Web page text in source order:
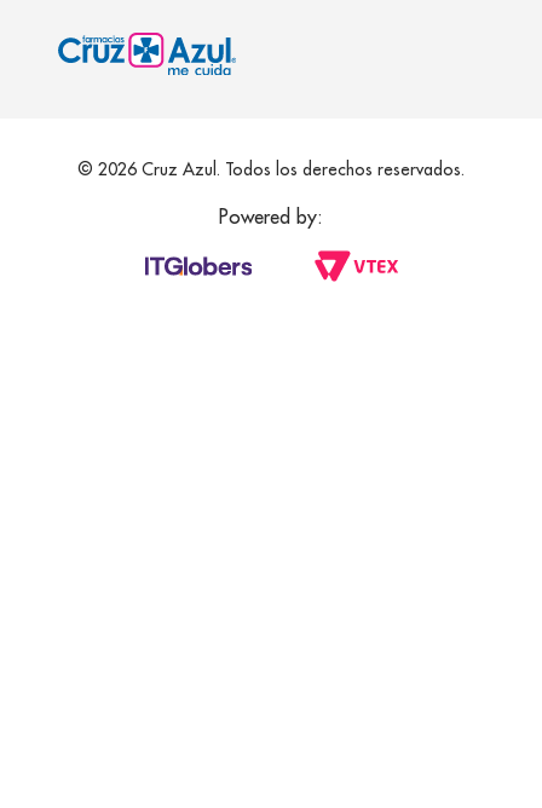
© 2026 Cruz Azul. Todos los derechos reservados.
Powered by: